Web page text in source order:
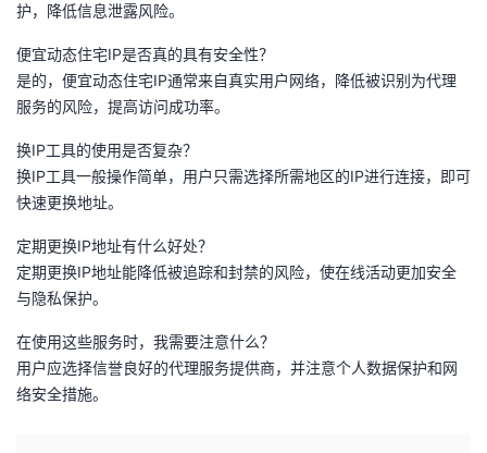
护，降低信息泄露风险。
便宜动态住宅IP是否真的具有安全性？
是的，便宜动态住宅IP通常来自真实用户网络，降低被识别为代理
服务的风险，提高访问成功率。
换IP工具的使用是否复杂？
换IP工具一般操作简单，用户只需选择所需地区的IP进行连接，即可
快速更换地址。
定期更换IP地址有什么好处？
定期更换IP地址能降低被追踪和封禁的风险，使在线活动更加安全
与隐私保护。
在使用这些服务时，我需要注意什么？
用户应选择信誉良好的代理服务提供商，并注意个人数据保护和网
络安全措施。